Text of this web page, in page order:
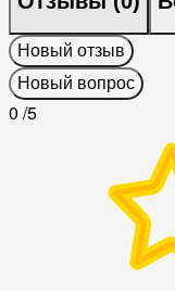
Новый отзыв
Новый вопрос
0 /5